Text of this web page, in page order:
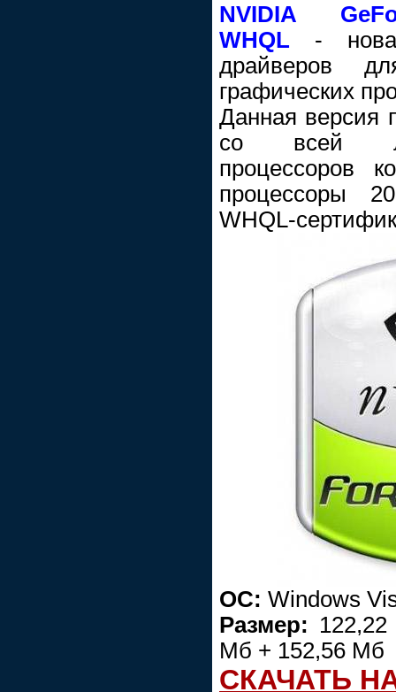
NVIDIA
WHQL -
драйверов
графических
Данная версия
со всей
процессоров
процессоры
WHQL-
ОС: Windows
Размер:
Мб + 152,56 Мб
СКАЧАТЬ